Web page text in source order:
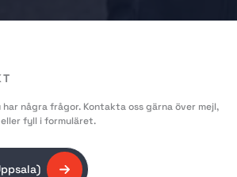
har några frågor. Kontakta oss gärna över mejl,
fyll i formuläret.